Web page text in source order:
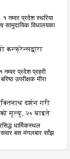
नम्वर प्रदेश स्थरिया
सामुदायिक विधालयका
कन्फ्रेन्सद्वारा
नम्वर प्रदेश प्रहरी
उपरीक्षक मीरा
दर्शन गरी
मृत्यु, २० घाइते
धार्मिकस्थल
सवार बस मंगलबार साँझ